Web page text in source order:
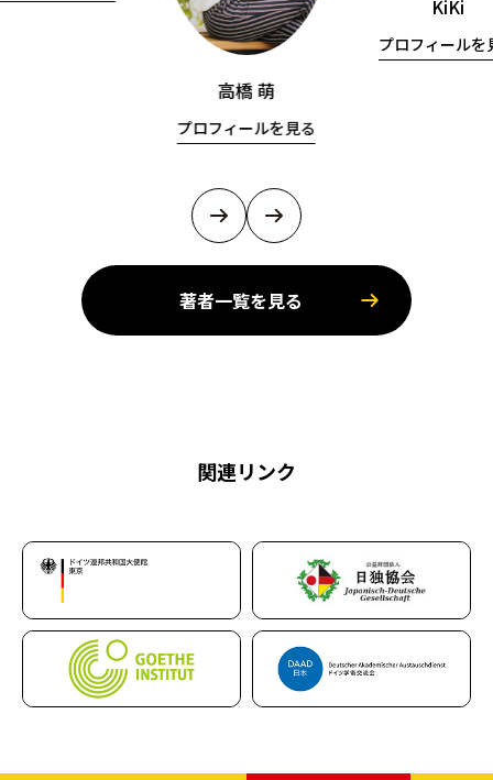
高橋 萌
プロフィールを見る
KiKi
プロフィールを
著者一覧を見る
関連リンク